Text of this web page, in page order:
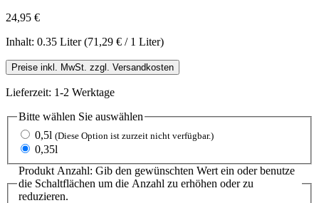
24,95 €
Inhalt: 0.35 Liter(71,29 € / 1 Liter)
Preise inkl. MwSt. zzgl. Versandkosten
Lieferzeit: 1-2 Werktage
Bitte wählen Sie auswählen
0,5l (Diese Option ist zurzeit nicht verfügbar.)
0,35l
Produkt Anzahl: Gib den gewünschten Wert ein oder benutze
die Schaltflächen um die Anzahl zu erhöhen oder zu
reduzieren.